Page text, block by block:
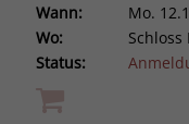
Wann:
Mo.
Wo:
Schloss
Status: